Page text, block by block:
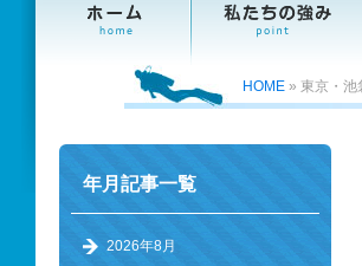
HOME » 東京・池
年月記事一覧
2026年8月